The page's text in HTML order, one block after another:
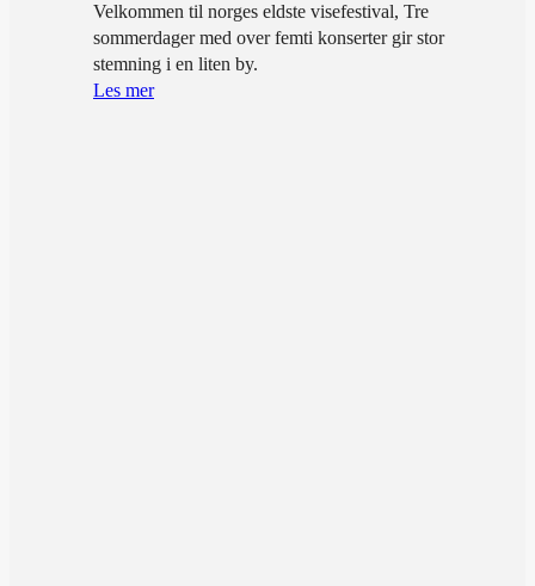
Velkommen til norges eldste visefestival, Tre
sommerdager med over femti konserter gir stor
stemning i en liten by.
Les mer